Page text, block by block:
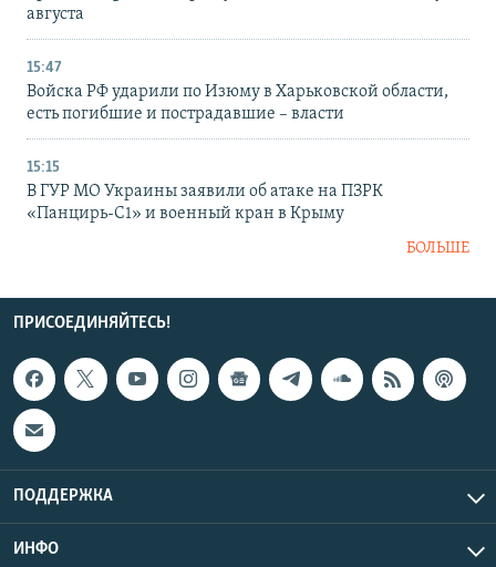
августа
15:47
Войска РФ ударили по Изюму в Харьковской области,
есть погибшие и пострадавшие – власти
15:15
В ГУР МО Украины заявили об атаке на ПЗРК
«Панцирь-С1» и военный кран в Крыму
БОЛЬШЕ
ПРИСОЕДИНЯЙТЕСЬ!
ПОДДЕРЖКА
ИНФО